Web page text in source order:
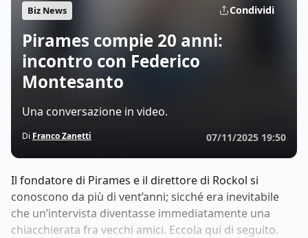
Biz News Condividi
Pirames compie 20 anni:
incontro con Federico
Montesanto
Una conversazione in video.
Di Franco Zanetti 07/11/2025 19:50
Il fondatore di Pirames e il direttore di Rockol si
conoscono da più di vent’anni; sicché era inevitabile
che un’intervista diventasse immediatamente una
chiacchierata fra vecchi amici. Eccola qui di seguito.